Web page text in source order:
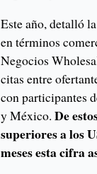
Este año, detalló
en términos
Negocios
citas entre
con participantes
y México.De
superiores a los
meses esta cifra